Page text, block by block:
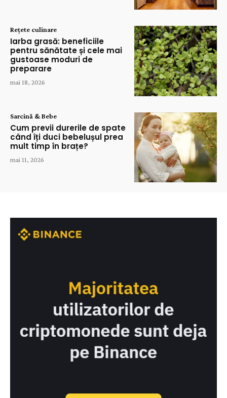
Rețete culinare
Iarba grasă: beneficiile
pentru sănătate și cele mai
gustoase moduri de
preparare
mai 18, 2026
Sarcină & Bebe
Cum previi durerile de spate
când îți duci bebelușul prea
mult timp în brațe?
mai 11, 2026